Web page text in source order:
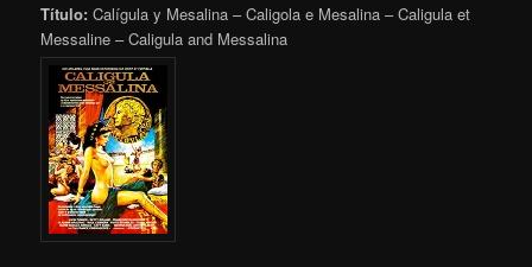
Título: Calígula y Mesalina – Caligola e Mesalina – Caligula et
Messaline – Caligula and Messalina